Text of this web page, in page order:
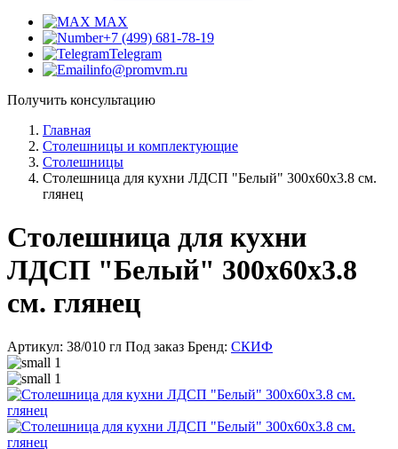
MAX
+7 (499) 681-78-19
Telegram
info@promvm.ru
Получить консультацию
Главная
Столешницы и комплектующие
Столешницы
Столешница для кухни ЛДСП "Белый" 300x60x3.8 см.
глянец
Столешница для кухни
ЛДСП "Белый" 300x60x3.8
см. глянец
Артикул: 38/010 гл Под заказ Бренд: СКИФ